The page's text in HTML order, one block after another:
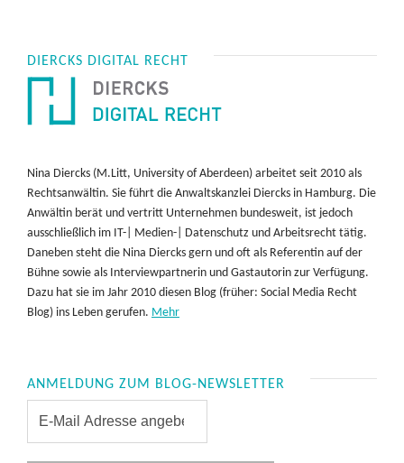
DIERCKS DIGITAL RECHT
Nina Diercks (M.Litt, University of Aberdeen) arbeitet seit 2010 als
Rechtsanwältin. Sie führt die Anwaltskanzlei Diercks in Hamburg. Die
Anwältin berät und vertritt Unternehmen bundesweit, ist jedoch
ausschließlich im IT-| Medien-| Datenschutz und Arbeitsrecht tätig.
Daneben steht die Nina Diercks gern und oft als Referentin auf der
Bühne sowie als Interviewpartnerin und Gastautorin zur Verfügung.
Dazu hat sie im Jahr 2010 diesen Blog (früher: Social Media Recht
Blog) ins Leben gerufen. Mehr
ANMELDUNG ZUM BLOG-NEWSLETTER